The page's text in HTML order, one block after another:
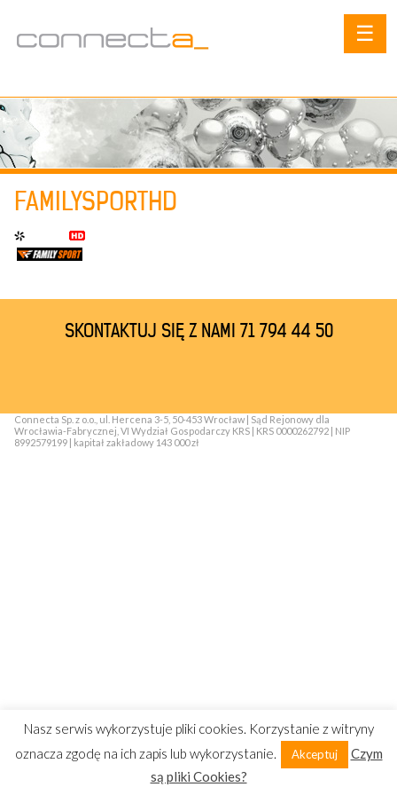
☰
FAMILYSPORTHD
SKONTAKTUJ SIĘ Z NAMI 71 794 44 50
Connecta Sp. z o.o., ul. Hercena 3-5, 50-453 Wrocław | Sąd Rejonowy dla
Wrocławia-Fabrycznej, VI Wydział Gospodarczy KRS | KRS 0000262792 | NIP
8992579199 | kapitał zakładowy 143 000 zł
Nasz serwis wykorzystuje pliki cookies. Korzystanie z witryny
oznacza zgodę na ich zapis lub wykorzystanie.
Akceptuj
Czym
są pliki Cookies?